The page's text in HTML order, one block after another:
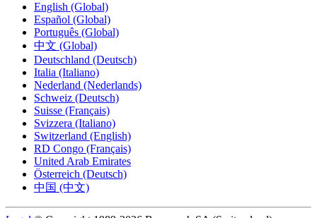
English (Global)
Español (Global)
Português (Global)
中文 (Global)
Deutschland (Deutsch)
Italia (Italiano)
Nederland (Nederlands)
Schweiz (Deutsch)
Suisse (Français)
Svizzera (Italiano)
Switzerland (English)
RD Congo (Français)
United Arab Emirates
Österreich (Deutsch)
中国 (中文)